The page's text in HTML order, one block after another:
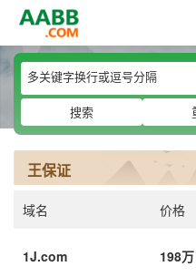
搜索
王保证
域名 价格
1J.com 198万